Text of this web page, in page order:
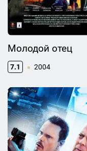
Молодой отец
7.1 2004